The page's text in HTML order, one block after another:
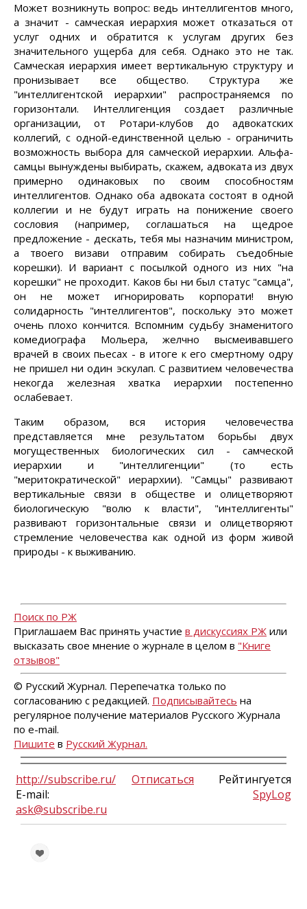
Может возникнуть вопрос: ведь интеллигентов много,
а значит - самческая иерархия может отказаться от
услуг одних и обратится к услугам других без
значительного ущерба для себя. Однако это не так.
Самческая иерархия имеет вертикальную структуру и
пронизывает все общество. Структура же
"интеллигентской иерархии" распространяемся по
горизонтали. Интеллигенция создает различные
организации, от Ротари-клубов до адвокатских
коллегий, с одной-единственной целью - ограничить
возможность выбора для самческой иерархии. Альфа-
самцы вынуждены выбирать, скажем, адвоката из двух
примерно одинаковых по своим способностям
интеллигентов. Однако оба адвоката состоят в одной
коллегии и не будут играть на понижение своего
сословия (например, соглашаться на щедрое
предложение - дескать, тебя мы назначим министром,
а твоего визави отправим собирать съедобные
корешки). И вариант с посылкой одного из них "на
корешки" не проходит. Каков бы ни был статус "самца",
он не может игнорировать корпорати! вную
солидарность "интеллигентов", поскольку это может
очень плохо кончится. Вспомним судьбу знаменитого
комедиографа Мольера, желчно высмеивавшего
врачей в своих пьесах - в итоге к его смертному одру
не пришел ни один эскулап. С развитием человечества
некогда железная хватка иерархии постепенно
ослабевает.
Таким образом, вся история человечества
представляется мне результатом борьбы двух
могущественных биологических сил - самческой
иерархии и "интеллигенции" (то есть
"меритократической" иерархии). "Самцы" развивают
вертикальные связи в обществе и олицетворяют
биологическую "волю к власти", "интеллигенты"
развивают горизонтальные связи и олицетворяют
стремление человечества как одной из форм живой
природы - к выживанию.
Поиск по РЖ
Приглашаем Вас принять участие в дискуссиях РЖ или
высказать свое мнение о журнале в целом в "Книге
отзывов"
© Русский Журнал. Перепечатка только по
согласованию с редакцией. Подписывайтесь на
регулярное получение материалов Русского Журнала
по e-mail.
Пишите в Русский Журнал.
http://subscribe.ru/
E-mail:
ask@subscribe.ru
Отписаться
Рейтингуется
SpyLog